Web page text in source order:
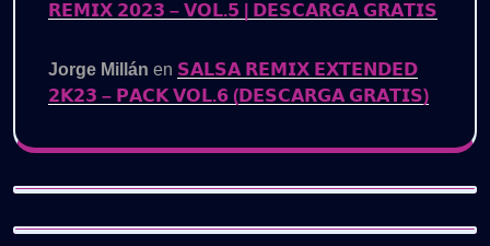
𝗥𝗘𝗠𝗜𝗫 𝟮𝟬𝟮𝟯 – 𝗩𝗢𝗟.𝟱 | 𝗗𝗘𝗦𝗖𝗔𝗥𝗚𝗔 𝗚𝗥𝗔𝗧𝗜𝗦
Jorge Millán en 𝗦𝗔𝗟𝗦𝗔 𝗥𝗘𝗠𝗜𝗫 𝗘𝗫𝗧𝗘𝗡𝗗𝗘𝗗
𝟮𝗞𝟮𝟯 – 𝗣𝗔𝗖𝗞 𝗩𝗢𝗟.𝟲 (𝗗𝗘𝗦𝗖𝗔𝗥𝗚𝗔 𝗚𝗥𝗔𝗧𝗜𝗦)